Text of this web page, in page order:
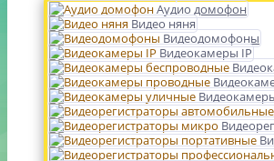
Аудио домофон
Видео няня
Видеодомофоны
Видеокамеры IP